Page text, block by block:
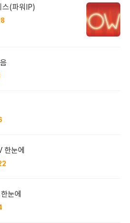
스(파워IP)
눈에
눈에